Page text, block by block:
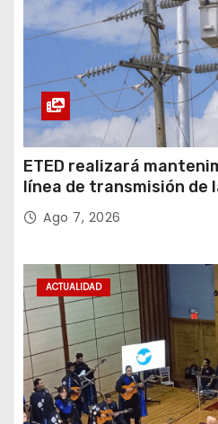
ETED realizará
línea de transmisión de
Ago 7, 2026
ACTUALIDAD